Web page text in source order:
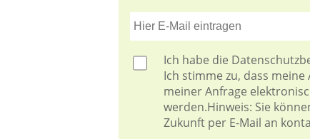
Ich habe die
Ich stimme zu, dass
meiner Anfrage
werden.Hinweis: Sie
Zukunft per E-Mail an